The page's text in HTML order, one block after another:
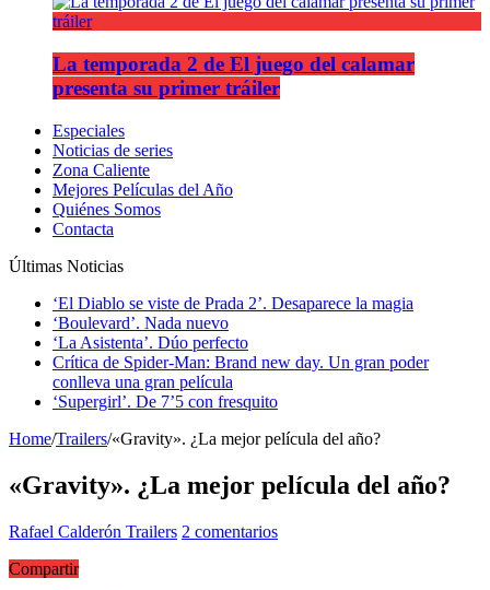
La temporada 2 de El juego del calamar
presenta su primer tráiler
Especiales
Noticias de series
Zona Caliente
Mejores Películas del Año
Quiénes Somos
Contacta
Últimas Noticias
‘El Diablo se viste de Prada 2’. Desaparece la magia
‘Boulevard’. Nada nuevo
‘La Asistenta’. Dúo perfecto
Crítica de Spider-Man: Brand new day. Un gran poder
conlleva una gran película
‘Supergirl’. De 7’5 con fresquito
Home/Trailers/«Gravity». ¿La mejor película del año?
«Gravity». ¿La mejor película del año?
Rafael Calderón Trailers 2 comentarios
Compartir